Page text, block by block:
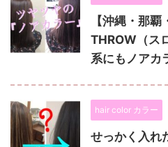
【沖縄・那覇
THROW（ス
系にもノアカ
hair color カラー
せっかく入れ